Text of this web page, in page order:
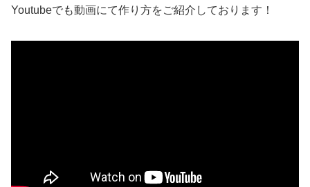
Youtubeでも動画にて作り方をご紹介しております！